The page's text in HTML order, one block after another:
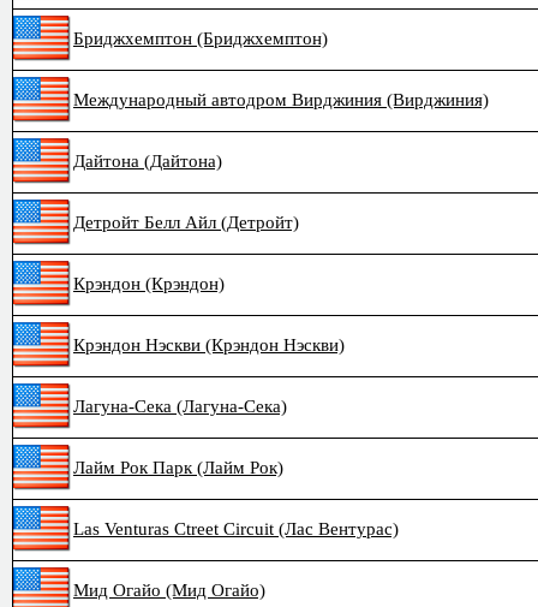
Бриджхемптон (Бриджхемптон)
Международный автодром Вирджиния (Вирджиния)
Дайтона (Дайтона)
Детройт Белл Айл (Детройт)
Крэндон (Крэндон)
Крэндон Нэскви (Крэндон Нэскви)
Лагуна-Сека (Лагуна-Сека)
Лайм Рок Парк (Лайм Рок)
Las Venturas Ctreet Circuit (Лас Вентурас)
Мид Огайо (Мид Огайо)